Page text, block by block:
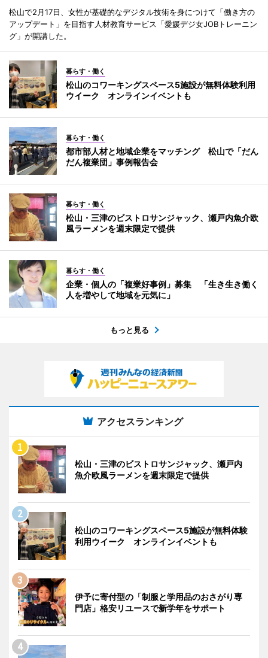
松山で2月17日、女性が基礎的なデジタル技術を身につけて「働き方の
アップデート」を目指す人材教育サービス「愛媛デジ女JOBトレーニン
グ」が開講した。
暮らす・働く
松山のコワーキングスペース5施設が無料体験利用
ウイーク オンラインイベントも
暮らす・働く
都市部人材と地域企業をマッチング 松山で「だん
だん複業団」事例報告会
暮らす・働く
松山・三津のビストロサンジャック、瀬戸内魚介欧
風ラーメンを週末限定で提供
暮らす・働く
企業・個人の「複業好事例」募集 「生き生き働く
人を増やして地域を元気に」
もっと見る
アクセスランキング
松山・三津のビストロサンジャック、瀬戸内
魚介欧風ラーメンを週末限定で提供
松山のコワーキングスペース5施設が無料体験
利用ウイーク オンラインイベントも
伊予に寄付型の「制服と学用品のおさがり専
門店」格安リユースで新学年をサポート